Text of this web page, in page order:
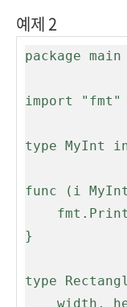
예제 2
package main
import "fmt"
type MyInt
func (i
}
type